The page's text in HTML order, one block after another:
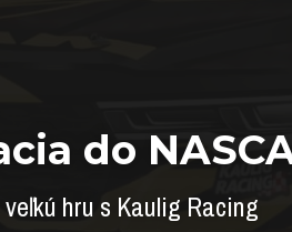
do
hru s Kaulig Racing